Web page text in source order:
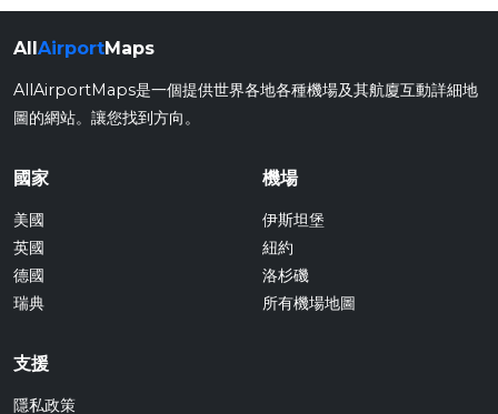
All AirportMaps
AllAirportMaps是一個提供世界各地各種機場及其航廈互動詳細地
圖的網站。讓您找到方向。
國家
美國
英國
德國
瑞典
機場
伊斯坦堡
紐約
洛杉磯
所有機場地圖
支援
隱私政策